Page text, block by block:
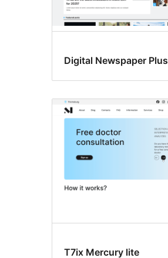
Digital Newspaper Plus
T7ix Mercury lite